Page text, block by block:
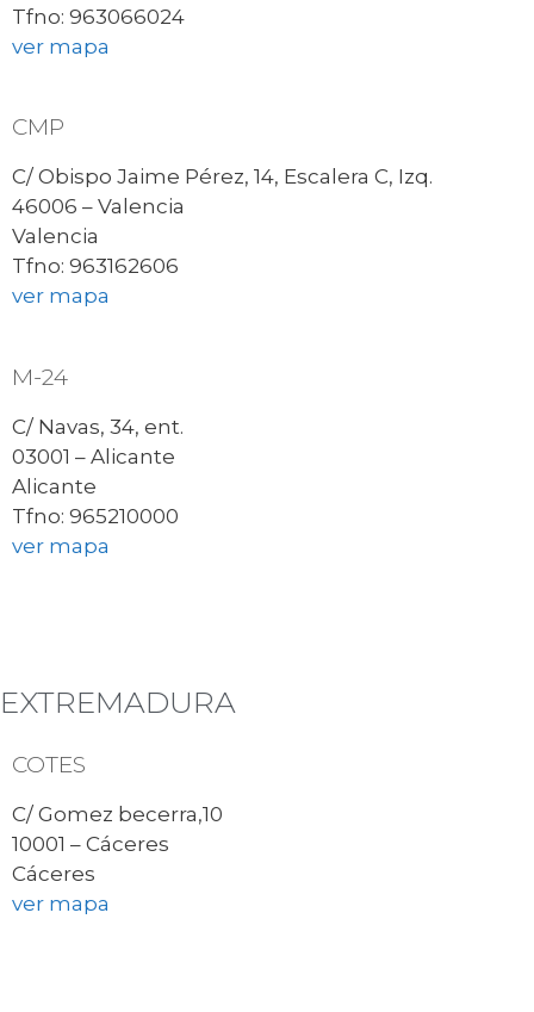
Tfno: 963066024
ver mapa
CMP
C/ Obispo Jaime Pérez, 14, Escalera C, Izq.
46006 – Valencia
Valencia
Tfno: 963162606
ver mapa
M-24
C/ Navas, 34, ent.
03001 – Alicante
Alicante
Tfno: 965210000
ver mapa
EXTREMADURA
COTES
C/ Gomez becerra,10
10001 – Cáceres
Cáceres
ver mapa